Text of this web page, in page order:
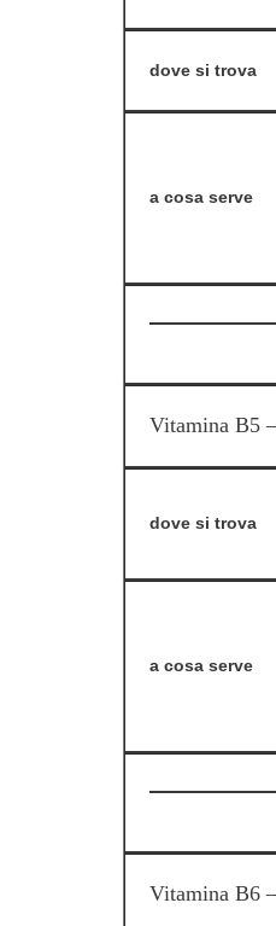
dove si trova
a cosa serve
Vitamina B5
dove si trova
a cosa serve
Vitamina B6